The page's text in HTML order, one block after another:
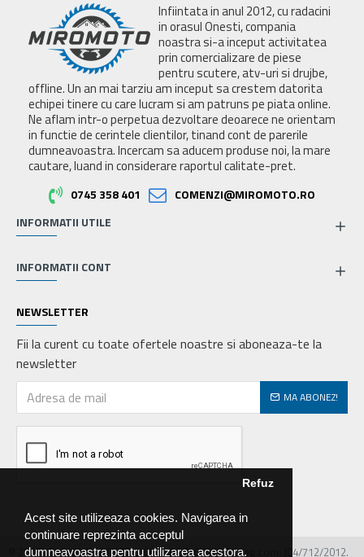
Acest site utilizeaza cookies. Navigarea in
continuare reprezinta acceptul
dumneavoastra pentru utilizarea acestora.
Refuz
Infiintata in anul 2012, cu radacini
in orasul Onesti, compania
noastra si-a inceput activitatea
prin comercializare de piese
pentru scutere, atv-uri si drujbe,
offline. Un an mai tarziu am inceput sa crestem datorita
echipei tinere cu care lucram si am patruns pe piata online.
Ne aflam intr-o perpetua dezvoltare deoarece ne orientam
in functie de cerintele clientilor, tinand cont de parerile
dumneavoastra. Incercam sa aducem produse noi, la mare
cautare, luand in considerare raportul calitate-pret.
0745 358 401
COMENZI@MIROMOTO.RO
INFORMATII UTILE
INFORMATII CONT
NEWSLETTER
Fii la curent cu toate ofertele noastre si aboneaza-te la
newsletter
MA ABONEZ!
© 2026 MIRALEX PARTS SRL, CIF: RO30468586, Nr.reg.com: J04/712/2012.